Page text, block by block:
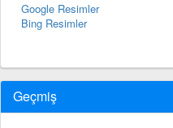
Google Resimler
Bing Resimler
Geçmiş